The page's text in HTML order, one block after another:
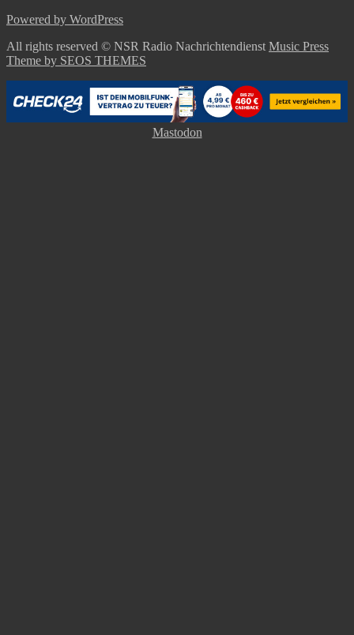
Powered by WordPress
All rights reserved © NSR Radio Nachrichtendienst Music Press
Theme by SEOS THEMES
Mastodon